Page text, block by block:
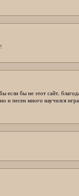
если бы не этот сайт,
и песен много научился